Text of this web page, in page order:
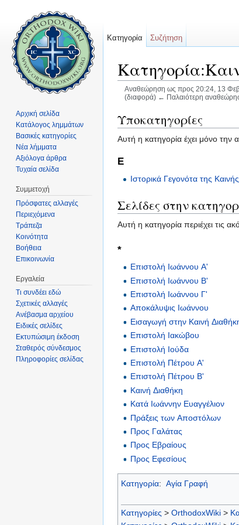
Αναθεώρηση ως προς 20:24, 13
(διαφορά) ← Παλαιότερη
Υποκατηγορίες
Αυτή η κατηγορία έχει μόνο την
Ε
Ιστορικά Γεγονότα της
Σελίδες στην
Αυτή η κατηγορία περιέχει τις
*
Eπιστολή Ιωάννου Α'
Eπιστολή Ιωάννου Β'
Eπιστολή Ιωάννου Γ'
Αποκάλυψις Ιωάννου
Εισαγωγή στην Καινή
Επιστολή Ιακώβου
Επιστολή Ιούδα
Επιστολή Πέτρου Α'
Επιστολή Πέτρου Β'
Καινή Διαθήκη
Κατά Ιωάννην Ευαγγέλιον
Πράξεις των Αποστόλων
Προς Γαλάτας
Προς Εβραίους
Προς Εφεσίους
Κατηγορία: Αγία Γραφή
Κατηγορίες > OrthodoxWiki >
Κατηγορία Συζήτηση
Αρχική σελίδα
Κατάλογος λημμάτων
Βασικές κατηγορίες
Νέα λήμματα
Αξιόλογα άρθρα
Τυχαία σελίδα
Συμμετοχή
Πρόσφατες αλλαγές
Περιεχόμενα
Τράπεζα
Κοινότητα
Βοήθεια
Επικοινωνία
Εργαλεία
Τι συνδέει εδώ
Σχετικές αλλαγές
Ανέβασμα αρχείου
Ειδικές σελίδες
Εκτυπώσιμη έκδοση
Σταθερός σύνδεσμος
Πληροφορίες σελίδας